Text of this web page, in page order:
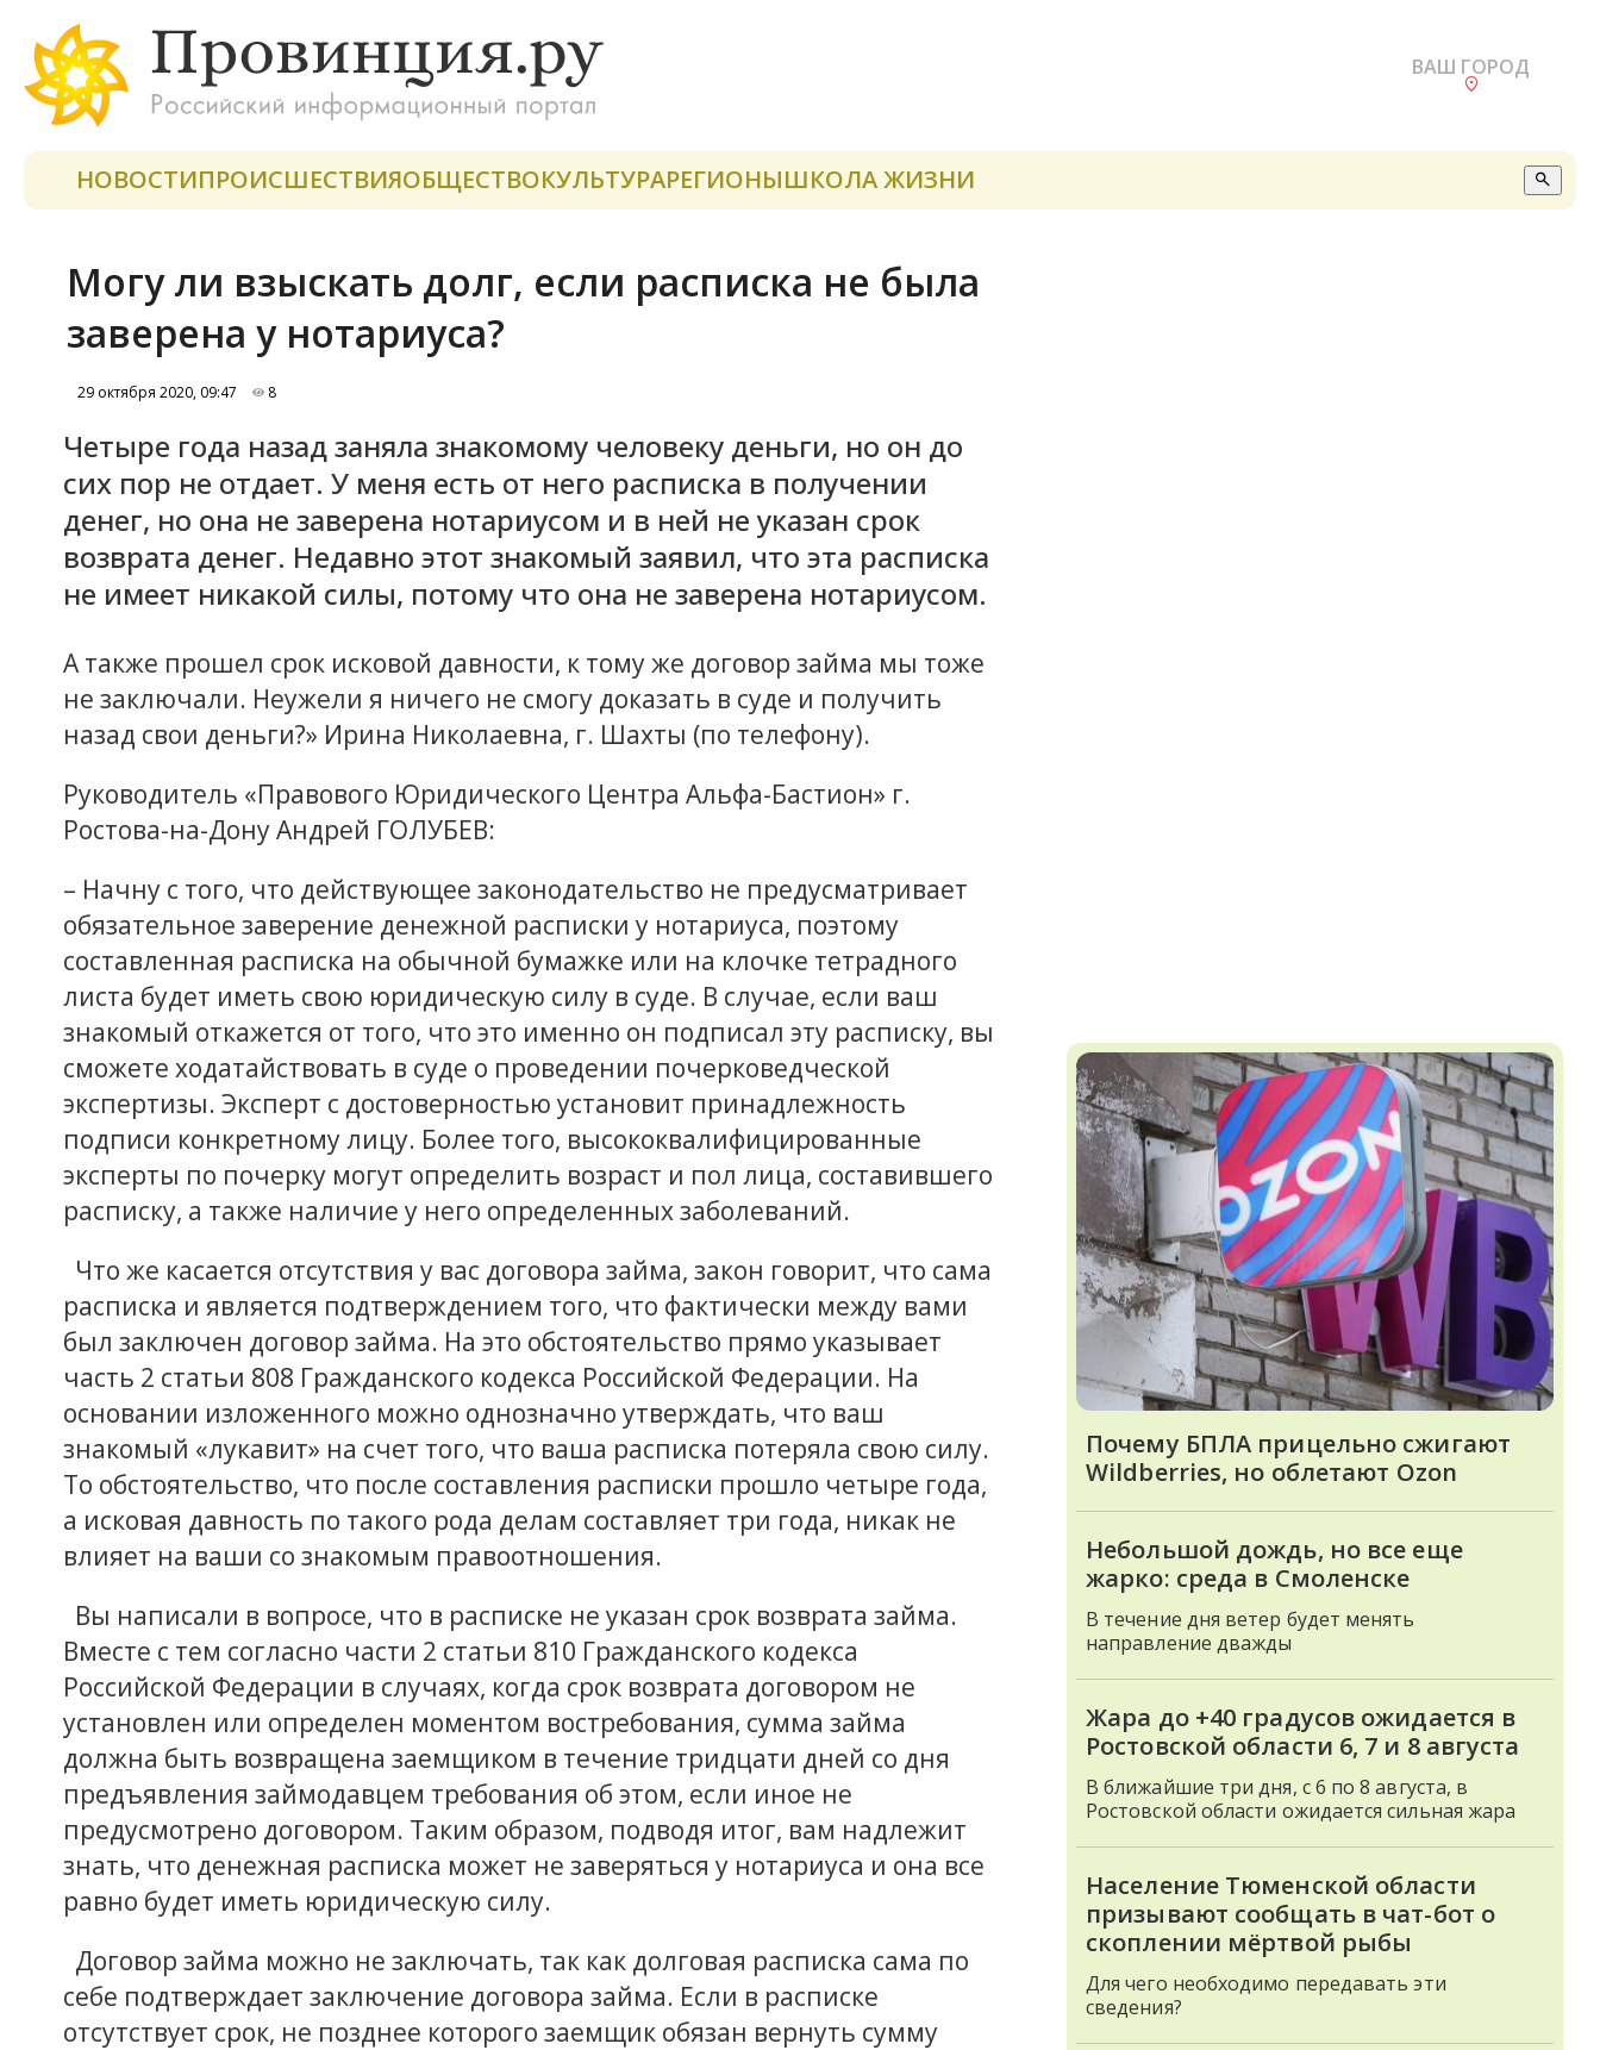
ВАШ ГОРОД
НОВОСТИПРОИСШЕСТВИЯОБЩЕСТВОКУЛЬТУРАРЕГИОНЫШКОЛА ЖИЗНИ
Могу ли взыскать долг, если расписка не была
заверена у нотариуса?
29 октября 2020, 09:47 8
Четыре года назад заняла знакомому человеку деньги, но он до
сих пор не отдает. У меня есть от него расписка в получении
денег, но она не заверена нотариусом и в ней не указан срок
возврата денег. Недавно этот знакомый заявил, что эта расписка
не имеет никакой силы, потому что она не заверена нотариусом.
А также прошел срок исковой давности, к тому же договор займа мы тоже
не заключали. Неужели я ничего не смогу доказать в суде и получить
назад свои деньги?» Ирина Николаевна, г. Шахты (по телефону).
Руководитель «Правового Юридического Центра Альфа-Бастион» г.
Ростова-на-Дону Андрей ГОЛУБЕВ:
– Начну с того, что действующее законодательство не предусматривает
обязательное заверение денежной расписки у нотариуса, поэтому
составленная расписка на обычной бумажке или на клочке тетрадного
листа будет иметь свою юридическую силу в суде. В случае, если ваш
знакомый откажется от того, что это именно он подписал эту расписку, вы
сможете ходатайствовать в суде о проведении почерковедческой
экспертизы. Эксперт с достоверностью установит принадлежность
подписи конкретному лицу. Более того, высококвалифицированные
эксперты по почерку могут определить возраст и пол лица, составившего
расписку, а также наличие у него определенных заболеваний.
Что же касается отсутствия у вас договора займа, закон говорит, что сама
расписка и является подтверждением того, что фактически между вами
был заключен договор займа. На это обстоятельство прямо указывает
часть 2 статьи 808 Гражданского кодекса Российской Федерации. На
основании изложенного можно однозначно утверждать, что ваш
знакомый «лукавит» на счет того, что ваша расписка потеряла свою силу.
То обстоятельство, что после составления расписки прошло четыре года,
а исковая давность по такого рода делам составляет три года, никак не
влияет на ваши со знакомым правоотношения.
Вы написали в вопросе, что в расписке не указан срок возврата займа.
Вместе с тем согласно части 2 статьи 810 Гражданского кодекса
Российской Федерации в случаях, когда срок возврата договором не
установлен или определен моментом востребования, сумма займа
должна быть возвращена заемщиком в течение тридцати дней со дня
предъявления займодавцем требования об этом, если иное не
предусмотрено договором. Таким образом, подводя итог, вам надлежит
знать, что денежная расписка может не заверяться у нотариуса и она все
равно будет иметь юридическую силу.
Договор займа можно не заключать, так как долговая расписка сама по
себе подтверждает заключение договора займа. Если в расписке
отсутствует срок, не позднее которого заемщик обязан вернуть сумму
Почему БПЛА прицельно сжигают
Wildberries, но облетают Ozon
Небольшой дождь, но все еще
жарко: среда в Смоленске
В течение дня ветер будет менять
направление дважды
Жара до +40 градусов ожидается в
Ростовской области 6, 7 и 8 августа
В ближайшие три дня, с 6 по 8 августа, в
Ростовской области ожидается сильная жара
Население Тюменской области
призывают сообщать в чат-бот о
скоплении мёртвой рыбы
Для чего необходимо передавать эти
сведения?